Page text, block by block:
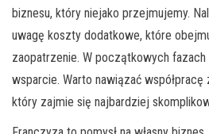
biznesu, który niejako przejmujemy.
uwagę koszty dodatkowe, które
zaopatrzenie. W początkowych
wsparcie. Warto nawiązać współpracę
który zajmie się najbardziej